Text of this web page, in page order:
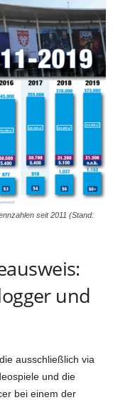
seit 2011 (Stand:
und
ausschließlich via
und die
bei einem der